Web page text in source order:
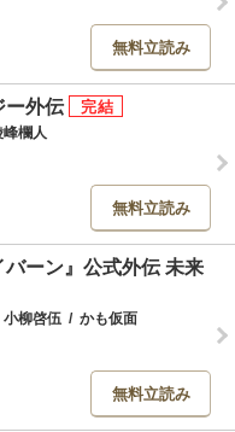
無料立読み
ー外伝
峰欄人
無料立読み
バーン』公式外伝 未来
小柳啓伍 / かも仮面
無料立読み